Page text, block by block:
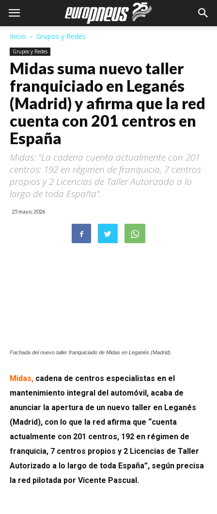
Inicio Grupos y Redes
Grupos y Redes
Midas suma nuevo taller
franquiciado en Leganés
(Madrid) y afirma que la red
cuenta con 201 centros en
España
Midas: "La cadena cuenta actualmente con 201
centros: 192 en régimen de franquicia, 7 centros
propios y 2 Licencias de Taller Autorizado a lo
largo de toda España".
25 mayo, 2026
Fachada del nuevo taller franquiciado de Midas en Leganés (Madrid).
Midas, cadena de centros especialistas en el
mantenimiento integral del automóvil, acaba de
anunciar la apertura de un nuevo taller en Leganés
(Madrid), con lo que la red afirma que “cuenta
actualmente con 201 centros, 192 en régimen de
franquicia, 7 centros propios y 2 Licencias de Taller
Autorizado a lo largo de toda España”, según precisa
la red pilotada por Vicente Pascual.